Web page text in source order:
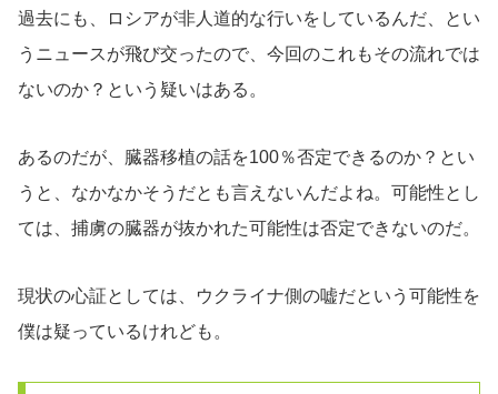
過去にも、ロシアが非人道的な行いをしているんだ、とい
うニュースが飛び交ったので、今回のこれもその流れでは
ないのか？という疑いはある。
あるのだが、臓器移植の話を100％否定できるのか？とい
うと、なかなかそうだとも言えないんだよね。可能性とし
ては、捕虜の臓器が抜かれた可能性は否定できないのだ。
現状の心証としては、ウクライナ側の嘘だという可能性を
僕は疑っているけれども。